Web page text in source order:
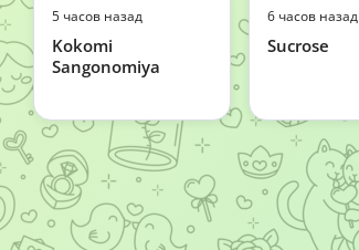
5 часов назад
Kokomi
Sangonomiya
6 часов назад
Sucrose